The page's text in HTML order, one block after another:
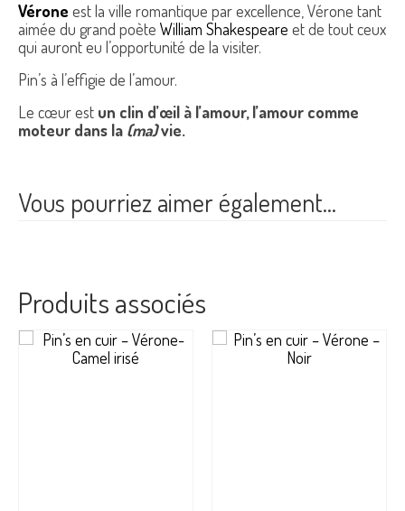
Vérone est la ville romantique par excellence, Vérone tant
aimée du grand poète William Shakespeare et de tout ceux
qui auront eu l’opportunité de la visiter.
Pin’s à l’effigie de l’amour.
Le cœur est un clin d’œil à l’amour, l’amour comme
moteur dans la (ma)vie.
Vous pourriez aimer également…
Produits associés